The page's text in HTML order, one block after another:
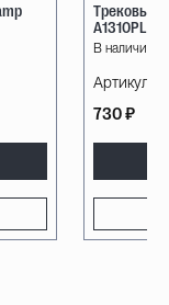
Трековый
A1310PL-
В наличии
Артикул:
730 ₽